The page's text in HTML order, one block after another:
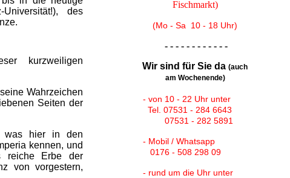
des
kurzweiligen
Wahrzeichen
Seiten der
was hier in den
kennen, und
reiche Erbe der
von vorgestern,
Fischmarkt)
(Mo - Sa 10 - 18 Uhr)
- - - - - - - - - - - -
Wir sind für Sie da (auch
am Wochenende)
- von 10 - 22 Uhr unter
Tel. 07531 - 284 6643
07531 - 282 5891
- Mobil / Whatsapp
0176 - 508 298 09
- rund um die Uhr unter